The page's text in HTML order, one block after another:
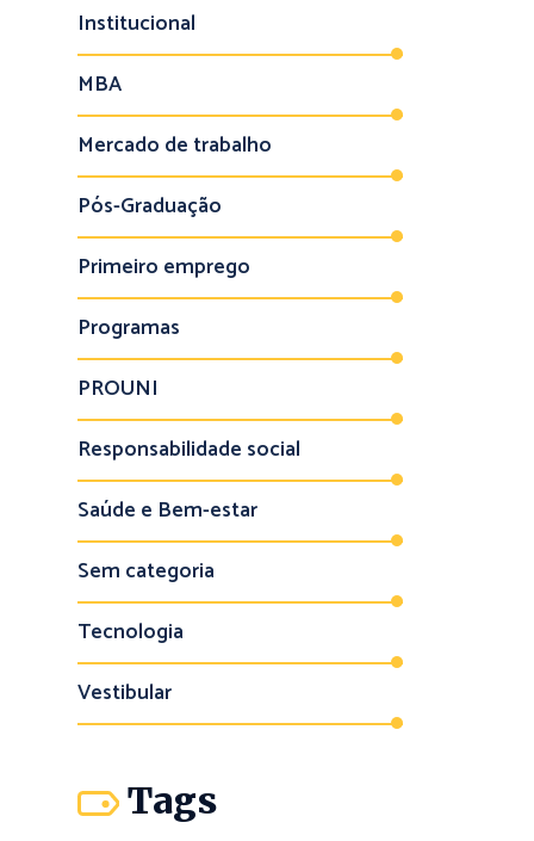
Institucional
MBA
Mercado de trabalho
Pós-Graduação
Primeiro emprego
Programas
PROUNI
Responsabilidade social
Saúde e Bem-estar
Sem categoria
Tecnologia
Vestibular
Tags